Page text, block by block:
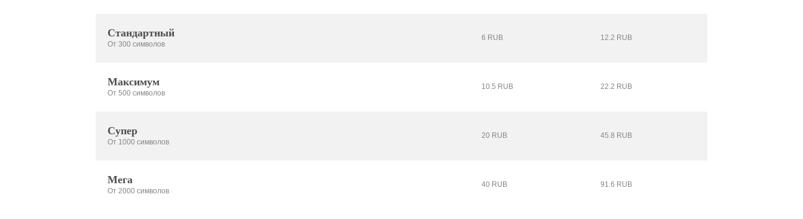
Стандартный
От 300 символов
6 RUB 12.2 RUB
Максимум
От 500 символов
10.5 RUB 22.2 RUB
Супер
От 1000 символов
20 RUB 45.8 RUB
Мега
От 2000 символов
40 RUB 91.6 RUB